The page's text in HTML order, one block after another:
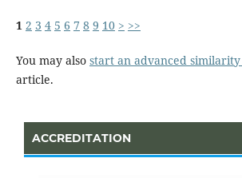
1 2 3 4 5 6 7 8 9 10 > >>
You may also start an advanced similarity
article.
ACCREDITATION